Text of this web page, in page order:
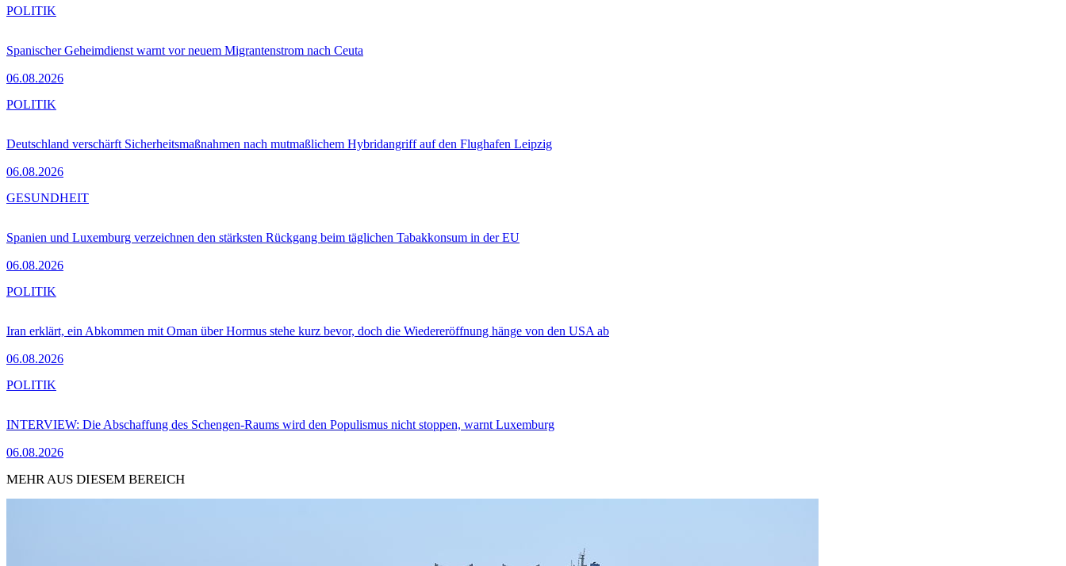
Spanischer Geheimdienst warnt vor neuem Migrantenstrom nach Ceuta
06.08.2026
POLITIK
Deutschland verschärft Sicherheitsmaßnahmen nach mutmaßlichem Hybridangriff auf den Flughafen Leipzig
06.08.2026
POLITIK
Spanien und Luxemburg verzeichnen den stärksten Rückgang beim täglichen Tabakkonsum in der EU
06.08.2026
GESUNDHEIT
Iran erklärt, ein Abkommen mit Oman über Hormus stehe kurz bevor, doch die Wiedereröffnung hänge von den USA ab
06.08.2026
POLITIK
INTERVIEW: Die Abschaffung des Schengen-Raums wird den Populismus nicht stoppen, warnt Luxemburg
06.08.2026
POLITIK
MEHR AUS DIESEM BEREICH